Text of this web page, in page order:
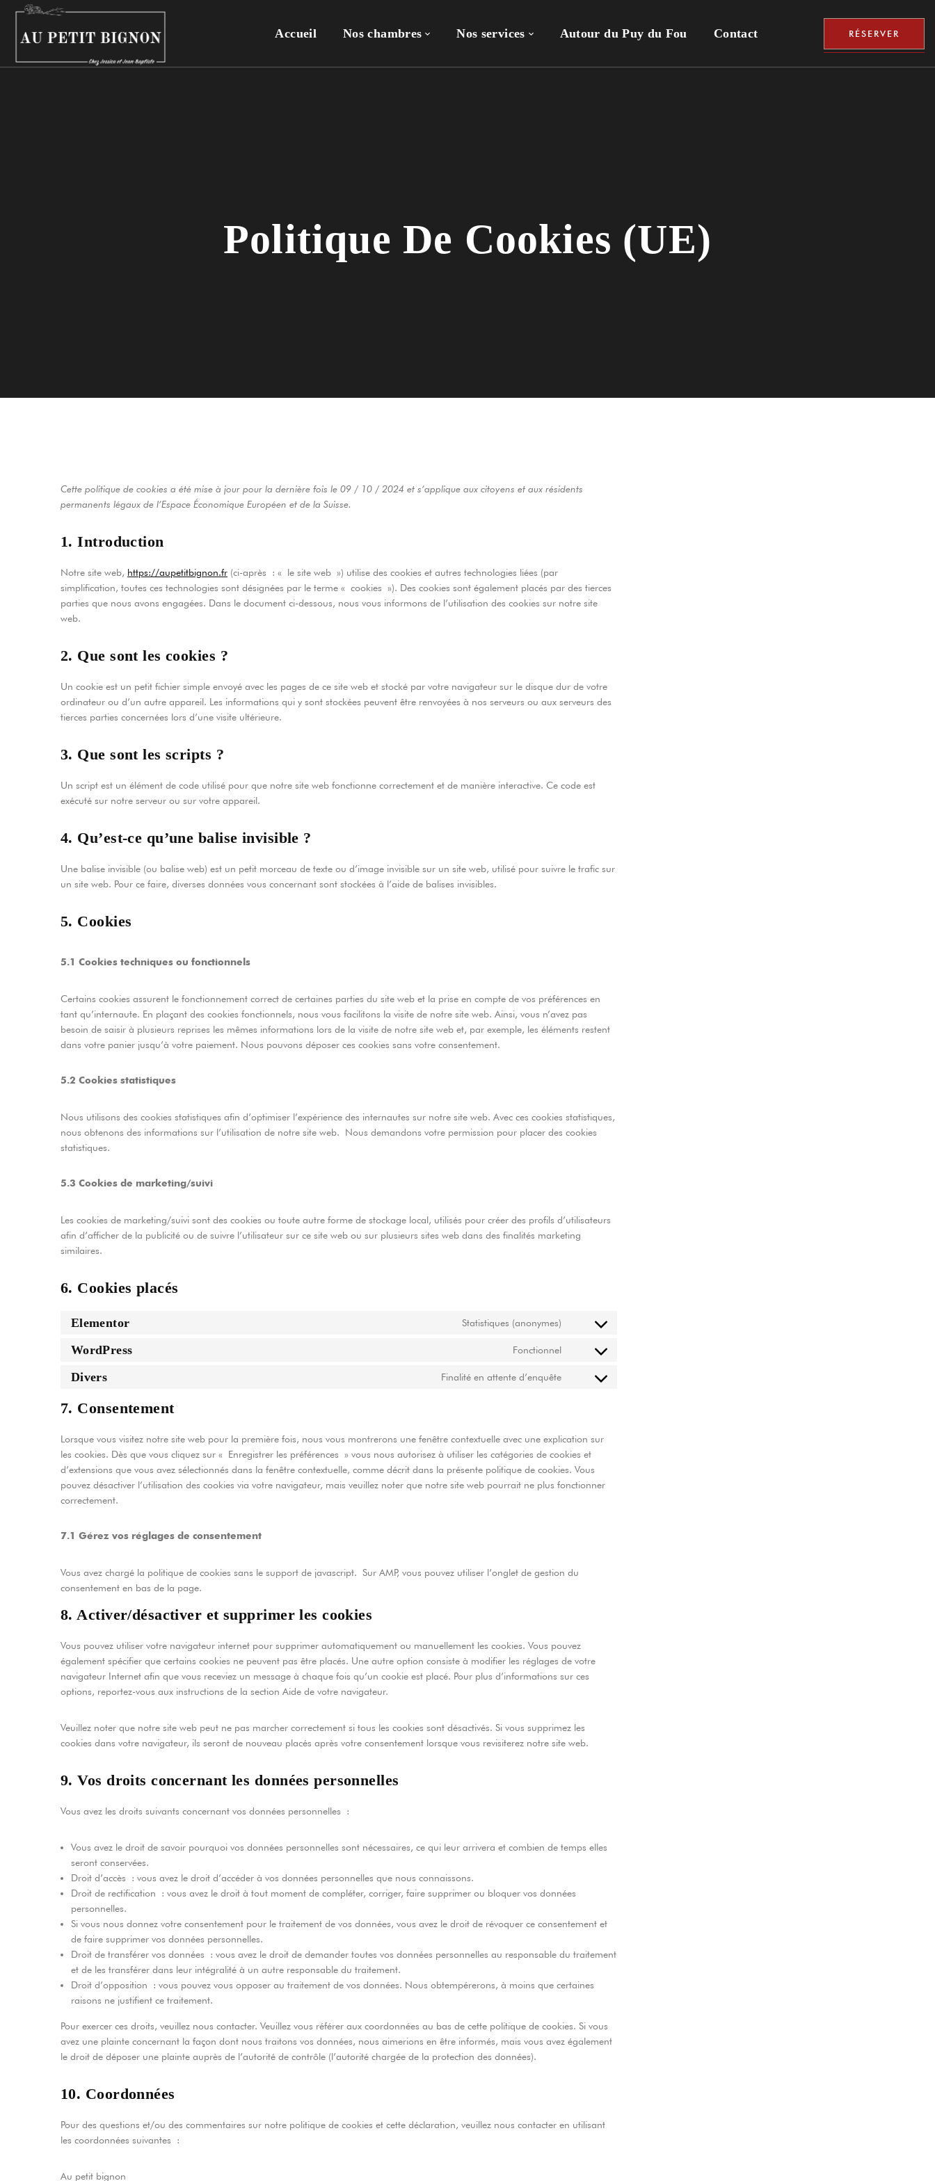
Accueil Nos chambres Nos services Autour du Puy du Fou Contact RÉSERVER
Politique De Cookies (UE)
Cette politique de cookies a été mise à jour pour la dernière fois le 09 / 10 / 2024 et s’applique aux citoyens et aux résidents
permanents légaux de l’Espace Économique Européen et de la Suisse.
1. Introduction
Notre site web, https://aupetitbignon.fr (ci-après : « le site web ») utilise des cookies et autres technologies liées (par
simplification, toutes ces technologies sont désignées par le terme « cookies »). Des cookies sont également placés par des tierces
parties que nous avons engagées. Dans le document ci-dessous, nous vous informons de l’utilisation des cookies sur notre site
web.
2. Que sont les cookies ?
Un cookie est un petit fichier simple envoyé avec les pages de ce site web et stocké par votre navigateur sur le disque dur de votre
ordinateur ou d’un autre appareil. Les informations qui y sont stockées peuvent être renvoyées à nos serveurs ou aux serveurs des
tierces parties concernées lors d’une visite ultérieure.
3. Que sont les scripts ?
Un script est un élément de code utilisé pour que notre site web fonctionne correctement et de manière interactive. Ce code est
exécuté sur notre serveur ou sur votre appareil.
4. Qu’est-ce qu’une balise invisible ?
Une balise invisible (ou balise web) est un petit morceau de texte ou d’image invisible sur un site web, utilisé pour suivre le trafic sur
un site web. Pour ce faire, diverses données vous concernant sont stockées à l’aide de balises invisibles.
5. Cookies
5.1 Cookies techniques ou fonctionnels
Certains cookies assurent le fonctionnement correct de certaines parties du site web et la prise en compte de vos préférences en
tant qu’internaute. En plaçant des cookies fonctionnels, nous vous facilitons la visite de notre site web. Ainsi, vous n’avez pas
besoin de saisir à plusieurs reprises les mêmes informations lors de la visite de notre site web et, par exemple, les éléments restent
dans votre panier jusqu’à votre paiement. Nous pouvons déposer ces cookies sans votre consentement.
5.2 Cookies statistiques
Nous utilisons des cookies statistiques afin d’optimiser l’expérience des internautes sur notre site web. Avec ces cookies statistiques,
nous obtenons des informations sur l’utilisation de notre site web. Nous demandons votre permission pour placer des cookies
statistiques.
5.3 Cookies de marketing/suivi
Les cookies de marketing/suivi sont des cookies ou toute autre forme de stockage local, utilisés pour créer des profils d’utilisateurs
afin d’afficher de la publicité ou de suivre l’utilisateur sur ce site web ou sur plusieurs sites web dans des finalités marketing
similaires.
6. Cookies placés
Elementor Statistiques (anonymes)
WordPress Fonctionnel
Divers Finalité en attente d’enquête
7. Consentement
Lorsque vous visitez notre site web pour la première fois, nous vous montrerons une fenêtre contextuelle avec une explication sur
les cookies. Dès que vous cliquez sur « Enregistrer les préférences » vous nous autorisez à utiliser les catégories de cookies et
d’extensions que vous avez sélectionnés dans la fenêtre contextuelle, comme décrit dans la présente politique de cookies. Vous
pouvez désactiver l’utilisation des cookies via votre navigateur, mais veuillez noter que notre site web pourrait ne plus fonctionner
correctement.
7.1 Gérez vos réglages de consentement
Vous avez chargé la politique de cookies sans le support de javascript. Sur AMP, vous pouvez utiliser l’onglet de gestion du
consentement en bas de la page.
8. Activer/désactiver et supprimer les cookies
Vous pouvez utiliser votre navigateur internet pour supprimer automatiquement ou manuellement les cookies. Vous pouvez
également spécifier que certains cookies ne peuvent pas être placés. Une autre option consiste à modifier les réglages de votre
navigateur Internet afin que vous receviez un message à chaque fois qu’un cookie est placé. Pour plus d’informations sur ces
options, reportez-vous aux instructions de la section Aide de votre navigateur.
Veuillez noter que notre site web peut ne pas marcher correctement si tous les cookies sont désactivés. Si vous supprimez les
cookies dans votre navigateur, ils seront de nouveau placés après votre consentement lorsque vous revisiterez notre site web.
9. Vos droits concernant les données personnelles
Vous avez les droits suivants concernant vos données personnelles :
Vous avez le droit de savoir pourquoi vos données personnelles sont nécessaires, ce qui leur arrivera et combien de temps elles
seront conservées.
Droit d’accès : vous avez le droit d’accéder à vos données personnelles que nous connaissons.
Droit de rectification : vous avez le droit à tout moment de compléter, corriger, faire supprimer ou bloquer vos données
personnelles.
Si vous nous donnez votre consentement pour le traitement de vos données, vous avez le droit de révoquer ce consentement et
de faire supprimer vos données personnelles.
Droit de transférer vos données : vous avez le droit de demander toutes vos données personnelles au responsable du traitement
et de les transférer dans leur intégralité à un autre responsable du traitement.
Droit d’opposition : vous pouvez vous opposer au traitement de vos données. Nous obtempérerons, à moins que certaines
raisons ne justifient ce traitement.
Pour exercer ces droits, veuillez nous contacter. Veuillez vous référer aux coordonnées au bas de cette politique de cookies. Si vous
avez une plainte concernant la façon dont nous traitons vos données, nous aimerions en être informés, mais vous avez également
le droit de déposer une plainte auprès de l’autorité de contrôle (l’autorité chargée de la protection des données).
10. Coordonnées
Pour des questions et/ou des commentaires sur notre politique de cookies et cette déclaration, veuillez nous contacter en utilisant
les coordonnées suivantes :
Au petit bignon